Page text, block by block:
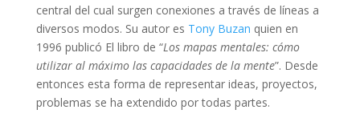
central del cual surgen conexiones a través de líneas a
diversos modos. Su autor es Tony Buzan quien en
1996 publicó El libro de “Los mapas mentales: cómo
utilizar al máximo las capacidades de la mente”. Desde
entonces esta forma de representar ideas, proyectos,
problemas se ha extendido por todas partes.